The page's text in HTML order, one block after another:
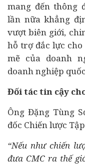
mang đến thông
lần nữa khẳng
vượt biên giới,
hỗ trợ đắc lực
mẽ của doanh
doanh nghiệp
Đối tác tin cậy
Ông Đặng Tùng
đốc Chiến lược
“Nếu như chiến
đưa CMC ra thế